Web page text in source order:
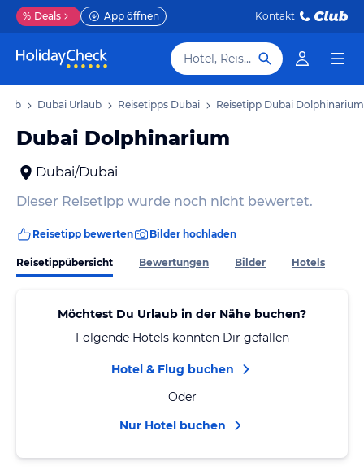
% Deals App öffnen Kontakt
Hotel, Reiseziel
Dubai Urlaub Reisetipps Dubai Reisetipp Dubai Dolphinarium
Dubai Dolphinarium
Dubai/Dubai
Dieser Reisetipp wurde noch nicht bewertet.
Reisetipp bewerten Bilder hochladen
Reisetippübersicht Bewertungen Bilder Hotels
Möchtest Du Urlaub in der Nähe buchen?
Folgende Hotels könnten Dir gefallen
Hotel & Flug buchen
Oder
Nur Hotel buchen